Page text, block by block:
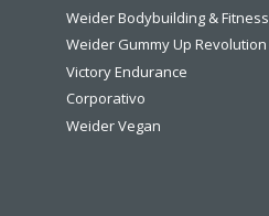
Weider Bodybuilding & Fitness
Weider Gummy Up Revolution
Victory Endurance
Corporativo
Weider Vegan